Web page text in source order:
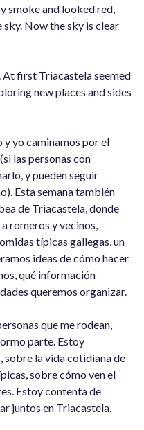
smoke and looked red,
sky. Now the sky is clear
first Triacastela seemed
new places and sides
y yo caminamos por el
las personas con
y pueden seguir
Esta semana también
de Triacastela, donde
romeros y vecinos,
típicas gallegas, un
ideas de cómo hacer
qué información
queremos organizar.
que me rodean,
parte. Estoy
sobre la vida cotidiana de
sobre cómo ven el
Estoy contenta de
juntos en Triacastela.